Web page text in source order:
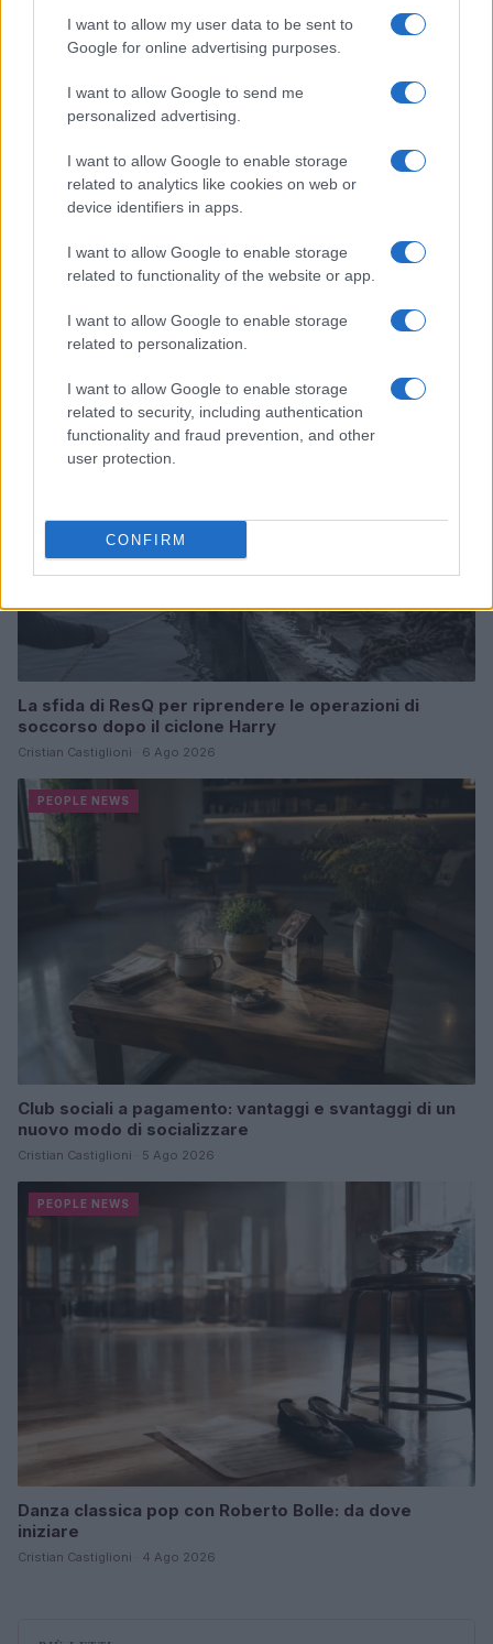
I want to allow my user data to be sent to
Google for online advertising purposes.
I want to allow Google to send me
personalized advertising.
I want to allow Google to enable storage
related to analytics like cookies on web or
device identifiers in apps.
I want to allow Google to enable storage
related to functionality of the website or app.
I want to allow Google to enable storage
related to personalization.
I want to allow Google to enable storage
related to security, including authentication
functionality and fraud prevention, and other
user protection.
CONFIRM
Continua a leggere
PEOPLE NEWS
La sfida di ResQ per riprendere le operazioni di
soccorso dopo il ciclone Harry
Cristian Castiglioni · 6 Ago 2026
PEOPLE NEWS
Club sociali a pagamento: vantaggi e svantaggi di un
nuovo modo di socializzare
Cristian Castiglioni · 5 Ago 2026
PEOPLE NEWS
Danza classica pop con Roberto Bolle: da dove
iniziare
Cristian Castiglioni · 4 Ago 2026